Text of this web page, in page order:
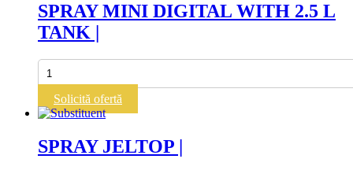
SPRAY MINI DIGITAL WITH 2.5 L
TANK |
Cantitate
SPRAY
MINI
DIGITAL
WITH
L
Solicită ofertă
SPRAY JELTOP |